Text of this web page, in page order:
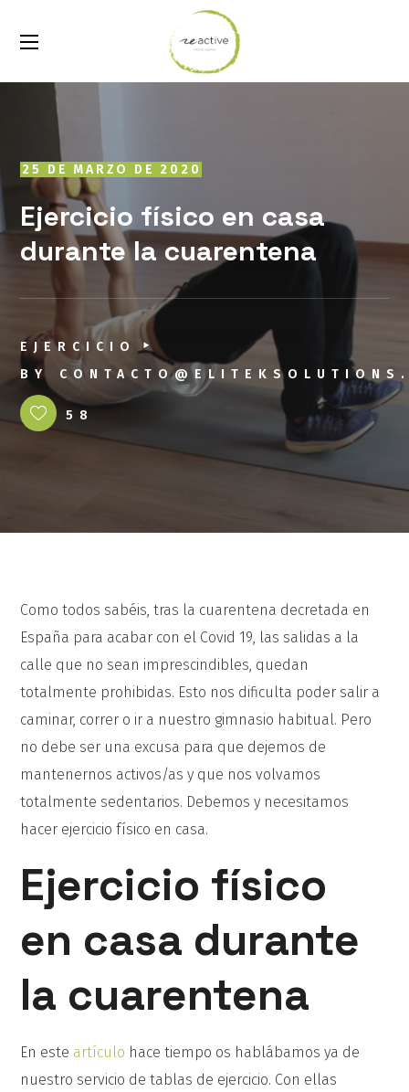
25 DE MARZO DE 2020
Ejercicio físico en casa
durante la cuarentena
EJERCICIO
BY
58
Como todos sabéis, tras la cuarentena decretada en
España para acabar con el Covid 19, las salidas a la
calle que no sean imprescindibles, quedan
totalmente prohibidas. Esto nos dificulta poder salir a
caminar, correr o ir a nuestro gimnasio habitual. Pero
no debe ser una excusa para que dejemos de
mantenernos activos/as y que nos volvamos
totalmente sedentarios. Debemos y necesitamos
hacer ejercicio físico en casa.
Ejercicio físico
en casa durante
la cuarentena
En este artículo hace tiempo os hablábamos ya de
nuestro servicio de tablas de ejercicio. Con ellas